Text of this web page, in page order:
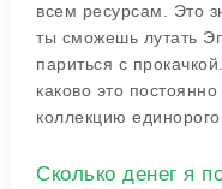
всем ресурсам. Это
ты сможешь лутать
париться с
каково это
коллекцию
Сколько денег я